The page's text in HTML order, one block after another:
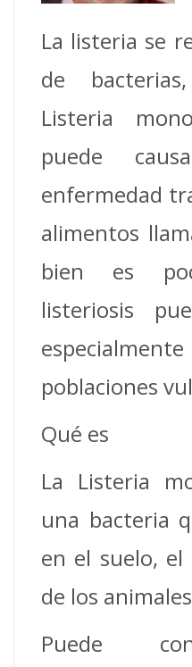
La listeria se
de
Listeria
puede
enfermedad
alimentos
bien es
listeriosis
poblaciones
Qué es
La Listeria
una bacteria
en el suelo, el
de los
Puede